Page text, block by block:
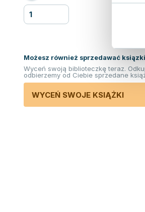
Możesz również sprzedawać
Wyceń swoją biblioteczkę teraz.
odbierzemy od Ciebie sprzedane
WYCEŃ SWOJE KSIĄŻKI